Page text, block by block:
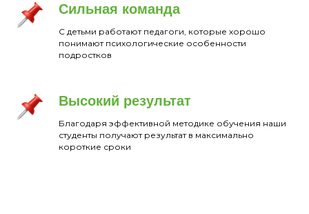
Сильная команда
С детьми работают педагоги, которые хорошо
понимают психологические особенности
подростков
Высокий результат
Благодаря эффективной методике обучения наши
студенты получают результат в максимально
короткие сроки